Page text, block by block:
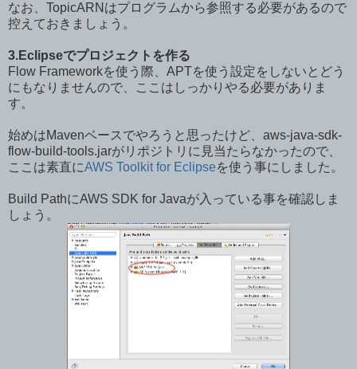
なお、TopicARNはプログラムから参照する必要があるので
控えておきましょう。
3.Eclipseでプロジェクトを作る
Flow Frameworkを使う際、APTを使う設定をしないとどう
にもなりませんので、ここはしっかりやる必要がありま
す。
始めはMavenベースでやろうと思ったけど、aws-java-sdk-
flow-build-tools.jarがリポジトリに見当たらなかったので、
ここは素直にAWS Toolkit for Eclipseを使う事にしました。
Build PathにAWS SDK for Javaが入っている事を確認しま
しょう。